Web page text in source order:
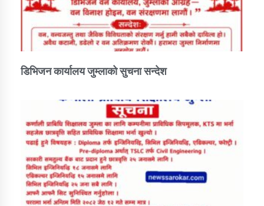
डिभिजन कार्यालय जुम्लाको सुचना सन्देश